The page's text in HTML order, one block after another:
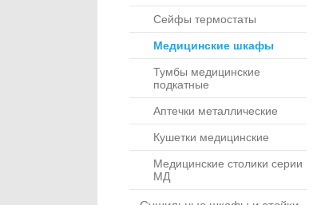
Сейфы термостаты
Медицинские шкафы
Тумбы медицинские
подкатные
Аптечки металлические
Кушетки медицинские
Медицинские столики серии
МД